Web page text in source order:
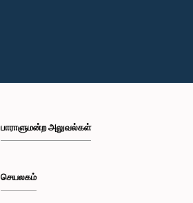
பாராளுமன்ற அலுவல்கள்
செயலகம்